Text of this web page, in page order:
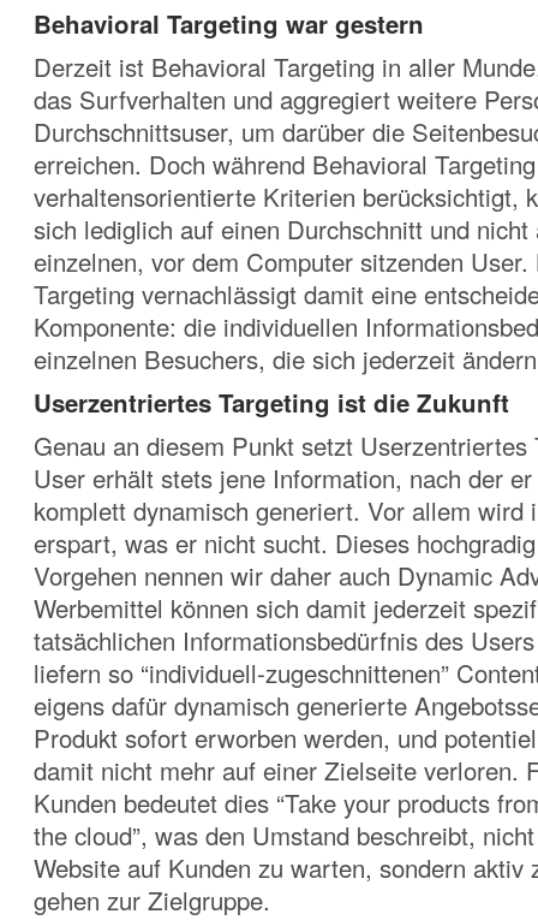
Behavioral Targeting war gestern
Derzeit ist Behavioral Targeting in aller
das Surfverhalten und aggregiert weitere
Durchschnittsuser, um darüber die
erreichen. Doch während Behavioral
verhaltensorientierte Kriterien berücksichtigt,
sich lediglich auf einen Durchschnitt und nicht
einzelnen, vor dem Computer sitzenden User.
Targeting vernachlässigt damit eine
Komponente: die individuellen
einzelnen Besuchers, die sich jederzeit
Userzentriertes Targeting ist die Zukunft
Genau an diesem Punkt setzt Userzentriertes
User erhält stets jene Information, nach der
komplett dynamisch generiert. Vor allem wird
erspart, was er nicht sucht. Dieses
Vorgehen nennen wir daher auch Dynamic
Werbemittel können sich damit jederzeit
tatsächlichen Informationsbedürfnis des
liefern so “individuell-zugeschnittenen”
eigens dafür dynamisch generierte
Produkt sofort erworben werden, und
damit nicht mehr auf einer Zielseite verloren.
Kunden bedeutet dies “Take your products
the cloud”, was den Umstand beschreibt,
Website auf Kunden zu warten, sondern aktiv
gehen zur Zielgruppe.